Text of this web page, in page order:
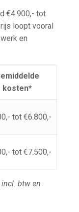
€4.900,- tot
loopt vooral
en
kosten*
tot €6.800,-
tot €7.500,-
btw en